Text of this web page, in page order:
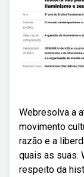
Webresolva a
movimento
razão e a
quais as suas.
respeito da